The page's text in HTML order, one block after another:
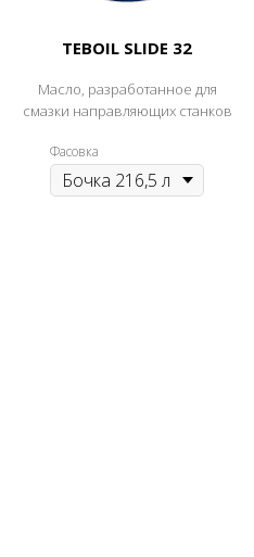
TEBOIL SLIDE 32
Масло, разработанное для
смазки направляющих станков
Фасовка